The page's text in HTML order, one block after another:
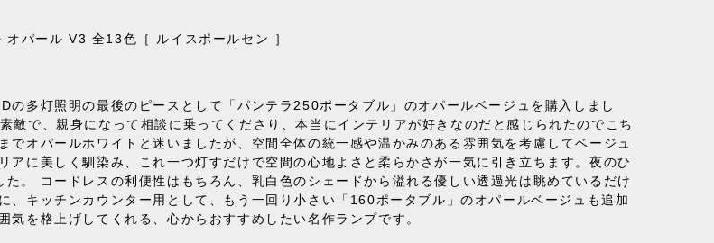
パール V3 全13色［ ルイスポールセン ］
の多灯照明の最後のピースとして「パンテラ250ポータブル」のオパールベージュを購入しまし
で、親身になって相談に乗ってくださり、本当にインテリアが好きなのだと感じられたのでこち
でオパールホワイトと迷いましたが、空間全体の統一感や温かみのある雰囲気を考慮してベージュ
アに美しく馴染み、これ一つ灯すだけで空間の心地よさと柔らかさが一気に引き立ちます。夜のひ
。 コードレスの利便性はもちろん、乳白色のシェードから溢れる優しい透過光は眺めているだけ
、キッチンカウンター用として、もう一回り小さい「160ポータブル」のオパールベージュも追加
気を格上げしてくれる、心からおすすめしたい名作ランプです。